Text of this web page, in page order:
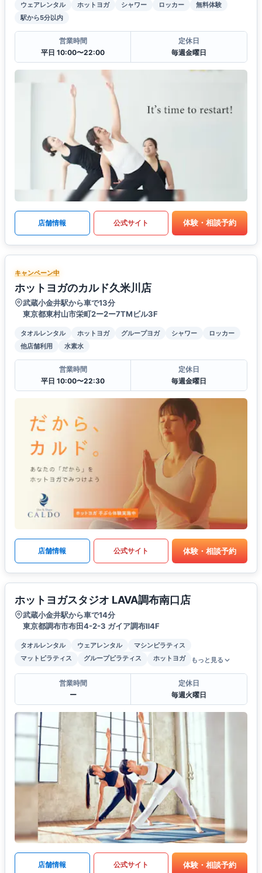
ウェアレンタル ホットヨガ シャワー ロッカー
無料体験
駅から5分以内
営業時間
平日 10:00〜22:00
定休日
毎週金曜日
店舗情報 公式サイト 体験・相談予約
キャンペーン中
ホットヨガのカルド久米川店
武蔵小金井駅から車で13分
東京都東村山市栄町2ー2ー7TMビル3F
タオルレンタル ホットヨガ グループヨガ シャワー
ロッカー
他店舗利用
水素水
営業時間
平日 10:00〜22:30
定休日
毎週金曜日
店舗情報 公式サイト 体験・相談予約
ホットヨガスタジオ LAVA調布南口店
武蔵小金井駅から車で14分
東京都調布市布田4-2-3 ガイア調布Ⅱ4F
タオルレンタル ウェアレンタル
マシンピラティス
マットピラティス
グループピラティス ホットヨガ もっと見る
営業時間
ー
定休日
毎週火曜日
店舗情報 公式サイト 体験・相談予約